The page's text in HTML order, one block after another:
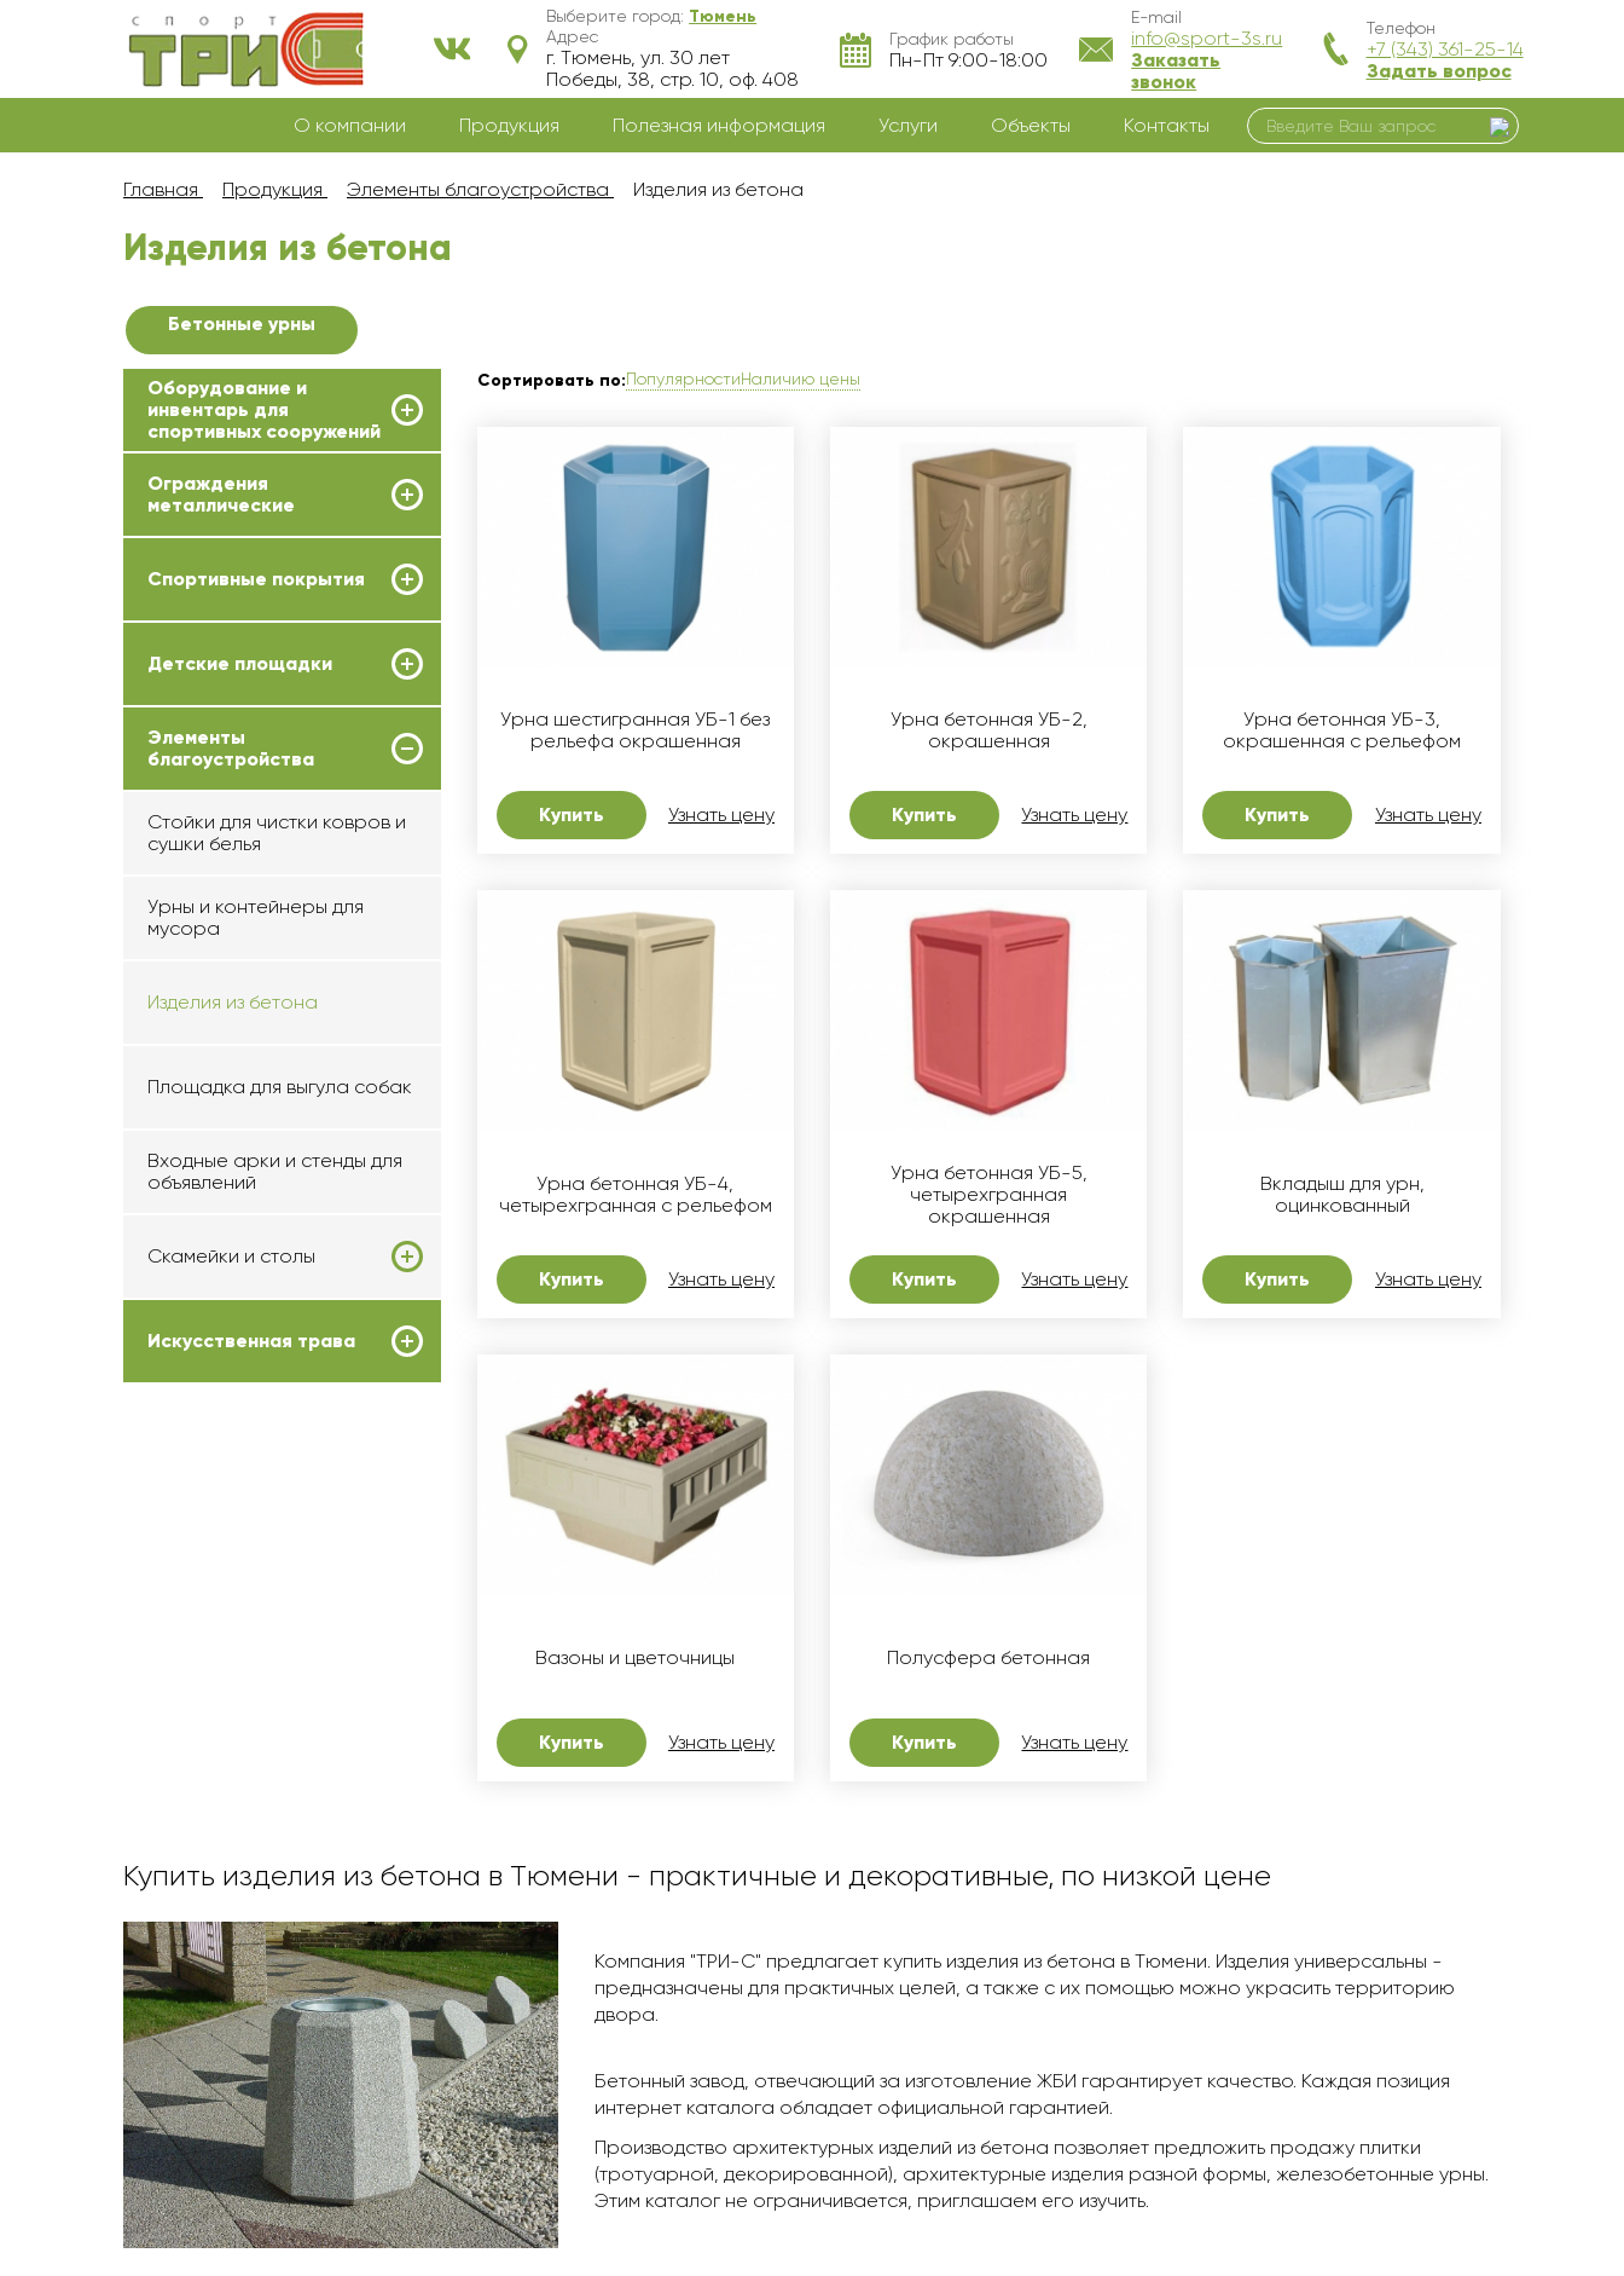
Выберите город: Тюмень
Адрес
г. Тюмень, ул. 30 лет
Победы, 38, стр. 10, оф. 408
График работы
Пн-Пт 9:00-18:00
E-mail
info@sport-3s.ru
Заказать
звонок
Телефон
+7 (343) 361-25-14
Задать вопрос
О компании Продукция Полезная информация Услуги Объекты Контакты
Главная Продукция Элементы благоустройства Изделия из бетона
Изделия из бетона
Бетонные урны
Оборудование и
инвентарь для
спортивных сооружений
Ограждения
металлические
Спортивные покрытия
Детские площадки
Элементы
благоустройства
Стойки для чистки ковров и
сушки белья
Урны и контейнеры для
мусора
Изделия из бетона
Площадка для выгула собак
Входные арки и стенды для
объявлений
Скамейки и столы
Искусственная трава
Сортировать по:ПопулярностиНаличию цены
Урна шестигранная УБ-1 без
рельефа окрашенная
Купить Узнать цену
Урна бетонная УБ-2,
окрашенная
Купить Узнать цену
Урна бетонная УБ-3,
окрашенная с рельефом
Купить Узнать цену
Урна бетонная УБ-4,
четырехгранная с рельефом
Купить Узнать цену
Урна бетонная УБ-5,
четырехгранная
окрашенная
Купить Узнать цену
Вкладыш для урн,
оцинкованный
Купить Узнать цену
Вазоны и цветочницы
Купить Узнать цену
Полусфера бетонная
Купить Узнать цену
Купить изделия из бетона в Тюмени - практичные и декоративные, по низкой цене
Компания "ТРИ-С" предлагает купить изделия из бетона в Тюмени. Изделия универсальны -
предназначены для практичных целей, а также с их помощью можно украсить территорию
двора.
Бетонный завод, отвечающий за изготовление ЖБИ гарантирует качество. Каждая позиция
интернет каталога обладает официальной гарантией.
Производство архитектурных изделий из бетона позволяет предложить продажу плитки
(тротуарной, декорированной), архитектурные изделия разной формы, железобетонные урны.
Этим каталог не ограничивается, приглашаем его изучить.